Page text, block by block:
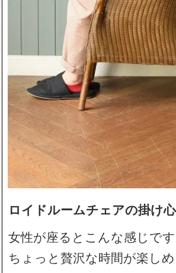
ロイドルームチェアの掛け
女性が座るとこんな感じで
ちょっと贅沢な時間が楽しめ